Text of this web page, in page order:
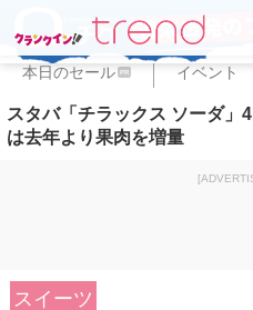
本日のセール PR イベント
スタバ「チラックス ソーダ」
は去年より果肉を増量
スイーツ